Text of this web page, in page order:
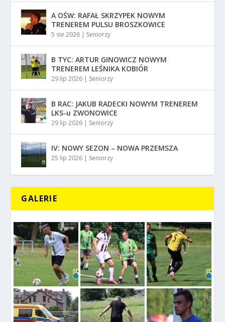
A OŚW: RAFAŁ SKRZYPEK NOWYM
TRENEREM PULSU BROSZKOWICE
5 sie 2026 | Seniorzy
B TYC: ARTUR GINOWICZ NOWYM
TRENEREM LEŚNIKA KOBIÓR
29 lip 2026 | Seniorzy
B RAC: JAKUB RADECKI NOWYM TRENEREM
LKS-u ZWONOWICE
29 lip 2026 | Seniorzy
IV: NOWY SEZON – NOWA PRZEMSZA
25 lip 2026 | Seniorzy
GALERIE